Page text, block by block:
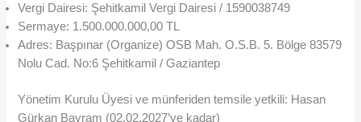
Vergi Dairesi: Şehitkamil Vergi Dairesi / 1590038749
Sermaye: 1.500.000.000,00 TL
Adres: Başpınar (Organize) OSB Mah. O.S.B. 5. Bölge 83579
Nolu Cad. No:6 Şehitkamil / Gaziantep
Yönetim Kurulu Üyesi ve münferiden temsile yetkili: Hasan
Gürkan Bayram (02.02.2027’ye kadar)